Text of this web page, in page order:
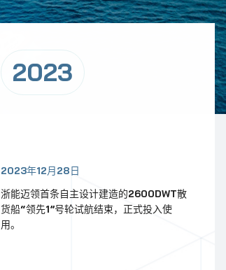
2023
2023年12月28日
浙能迈领首条自主设计建造的2600DWT散
货船“领先1”号轮试航结束，正式投入使
用。